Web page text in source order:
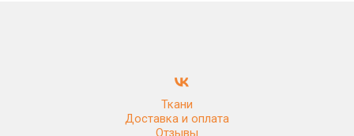
Ткани
Доставка и оплата
Отзывы